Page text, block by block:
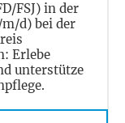
FSJ) in der
d) bei der
Erlebe
unterstütze